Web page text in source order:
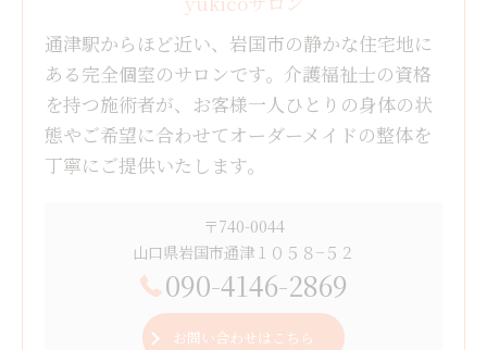
通津駅からほど近い、岩国市の静かな住宅地に
ある完全個室のサロンです。介護福祉士の資格
を持つ施術者が、お客様一人ひとりの身体の状
態やご希望に合わせてオーダーメイドの整体を
丁寧にご提供いたします。
〒740-0044
山口県岩国市通津１０５８−５２
090-4146-2869
お問い合わせはこちら